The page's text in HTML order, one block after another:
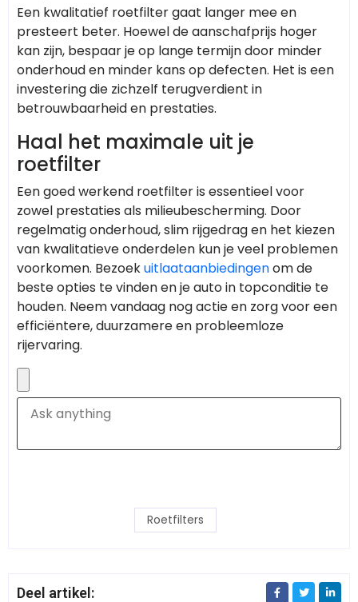
Een kwalitatief roetfilter gaat langer mee en
presteert beter. Hoewel de aanschafprijs hoger
kan zijn, bespaar je op lange termijn door minder
onderhoud en minder kans op defecten. Het is een
investering die zichzelf terugverdient in
betrouwbaarheid en prestaties.
Haal het maximale uit je
roetfilter
Een goed werkend roetfilter is essentieel voor
zowel prestaties als milieubescherming. Door
regelmatig onderhoud, slim rijgedrag en het kiezen
van kwalitatieve onderdelen kun je veel problemen
voorkomen. Bezoekuitlaataanbiedingenom de
beste opties te vinden en je auto in topconditie te
houden. Neem vandaag nog actie en zorg voor een
efficiëntere, duurzamere en probleemloze
rijervaring.
Roetfilters
Deel artikel: